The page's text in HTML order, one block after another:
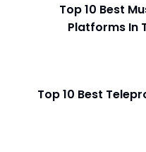
Top 10 Best
Platforms In
Top 10 Best